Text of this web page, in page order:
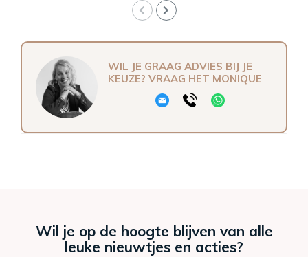
WIL JE GRAAG ADVIES BIJ JE
KEUZE? VRAAG HET MONIQUE
Wil je op de hoogte blijven van alle
leuke nieuwtjes en acties?